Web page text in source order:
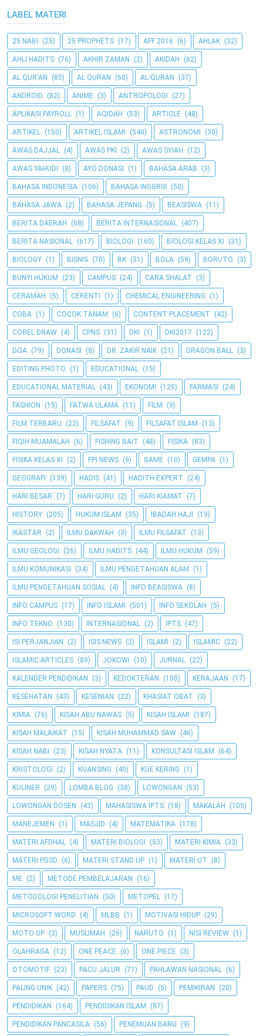
LABEL MATERI
25 NABI (25) 25 PROPHETS (17) AFF 2016 (6) AHLAK (32)
AHLI HADITS (76) AKHIR ZAMAN (2) AKIDAH (62)
AL QUR'AN (85) AL QURAN (60) AL-QURAN (37)
ANDROID (82) ANIME (3) ANTROPOLOGI (27)
APLIKASI PAYROLL (1) AQIDAH (53) ARTICLE (48)
ARTIKEL (150) ARTIKEL ISLAMI (540) ASTRONOMI (30)
AWAS DAJJAL (4) AWAS PKI (2) AWAS SYIAH (12)
AWAS YAHUDI (8) AYO DONASI (1) BAHASA ARAB (3)
BAHASA INDONESIA (106) BAHASA INGGRIS (50)
BAHASA JAWA (2) BAHASA JEPANG (5) BEASISWA (11)
BERITA DAERAH (68) BERITA INTERNASIONAL (407)
BERITA NASIONAL (617) BIOLOGI (160) BIOLOGI KELAS XI (31)
BIOLOGY (1) BISNIS (70) BK (31) BOLA (59) BORUTO (3)
BUNYI HUKUM (23) CAMPUS (24) CARA SHALAT (3)
CERAMAH (5) CERENTI (1) CHEMICAL ENGINEERING (1)
COBA (1) COCOK TANAM (6) CONTENT PLACEMENT (42)
COREL DRAW (4) CPNS (31) DKI (1) DKI2017 (122)
DOA (79) DONASI (8) DR. ZAKIR NAIK (21) DRAGON BALL (3)
EDITING PHOTO (1) EDUCATIONAL (15)
EDUCATIONAL MATERIAL (43) EKONOMI (125) FARMASI (24)
FASHION (15) FATWA ULAMA (11) FILM (9)
FILM TERBARU (22) FILSAFAT (9) FILSAFAT ISLAM (13)
FIQIH MUAMALAH (6) FISHING BAIT (48) FISIKA (83)
FISIKA KELAS XI (2) FPI NEWS (9) GAME (10) GEMPA (1)
GEOGRAFI (139) HADIS (41) HADITH EXPERT (24)
HARI BESAR (7) HARI GURU (2) HARI KIAMAT (7)
HISTORY (205) HUKUM ISLAM (35) IBADAH HAJI (19)
IKASTAR (2) ILMU DAKWAH (3) ILMU FILSAFAT (13)
ILMU GEOLOGI (26) ILMU HADITS (44) ILMU HUKUM (59)
ILMU KOMUNIKASI (34) ILMU PENGETAHUAN ALAM (1)
ILMU PENGETAHUAN SOSIAL (4) INFO BEASISWA (8)
INFO CAMPUS (17) INFO ISLAMI (501) INFO SEKOLAH (5)
INFO TEKNO (130) INTERNASIONAL (2) IPTS (47)
ISI PERJANJIAN (2) ISIS NEWS (2) ISLAMI (2) ISLAMIC (22)
ISLAMIC ARTICLES (89) JOKOWI (10) JURNAL (22)
KALENDER PENDIDIKAN (3) KEDOKTERAN (100) KERAJAAN (17)
KESEHATAN (43) KESENIAN (22) KHASIAT OBAT (3)
KIMIA (76) KISAH ABU NAWAS (5) KISAH ISLAMI (187)
KISAH MALAIKAT (15) KISAH MUHAMMAD SAW (46)
KISAH NABI (23) KISAH NYATA (11) KONSULTASI ISLAM (64)
KRISTOLOGI (2) KUANSING (40) KUE KERING (1)
KULINER (29) LOMBA BLOG (38) LOWONGAN (53)
LOWONGAN DOSEN (43) MAHASISWA IPTS (18) MAKALAH (105)
MANEJEMEN (1) MASJID (4) MATEMATIKA (178)
MATERI AFDHAL (4) MATERI BIOLOGI (53) MATERI KIMIA (33)
MATERI PGSD (6) MATERI STAND UP (1) MATERI UT (8)
ME (2) METODE PEMBELAJARAN (16)
METODOLOGI PENELITIAN (50) METOPEL (17)
MICROSOFT WORD (4) MLBB (1) MOTIVASI HIDUP (29)
MOTO GP (3) MUSLIMAH (26) NARUTO (1) NISI REVIEW (1)
OLAHRAGA (12) ONE PEACE (6) ONE PIECE (3)
OTOMOTIF (23) PACU JALUR (71) PAHLAWAN NASIONAL (6)
PALING UNIK (42) PAPERS (75) PAUD (5) PEMIKIRAN (20)
PENDIDIKAN (164) PENDIDIKAN ISLAM (87)
PENDIDIKAN PANCASILA (56) PENEMUAN BARU (9)